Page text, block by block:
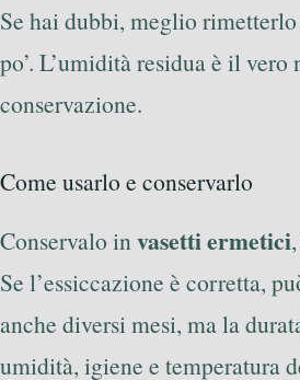
Se hai dubbi, meglio
po’. L’umidità residua è il
conservazione.
Come usarlo e conservarlo
Conservalo invasetti ermetici
Se l’essiccazione è corretta,
anche diversi mesi, ma la
umidità, igiene e temperatura